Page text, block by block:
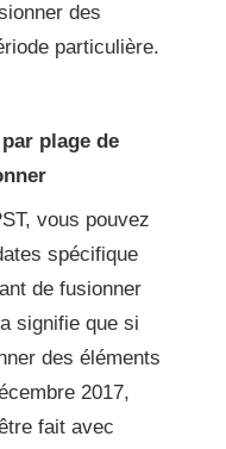
des
particulière.
plage de
vous pouvez
spécifique
de fusionner
signifie que si
des éléments
2017,
fait avec